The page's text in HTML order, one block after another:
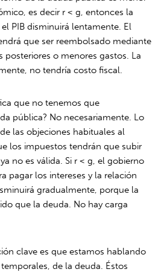
es decir r < g, entonces la
PIB disminuirá lentamente. El
que ser reembolsado mediante
posteriores o menores gastos. La
no tendría costo fiscal.
que no tenemos que
pública? No necesariamente. Lo
las objeciones habituales al
los impuestos tendrán que subir
no es válida. Si r < g, el gobierno
pagar los intereses y la relación
gradualmente, porque la
que la deuda. No hay carga
clave es que estamos hablando
de la deuda. Éstos